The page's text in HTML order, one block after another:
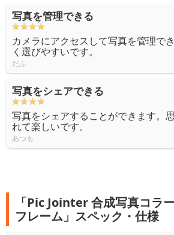
写真を管理できる
カメラにアクセスして写真を管理で
く選びやすいです。
だふ
写真をシェアできる
写真をシェアすることができます。
れて楽しいです。
あつも
「Pic Jointer 合成写真コラ
フレーム」スペック・仕様